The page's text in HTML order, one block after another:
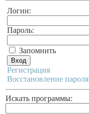
Логин:
Пароль:
Запомнить
Регистрация
Восстановление пароля
Искать программы: